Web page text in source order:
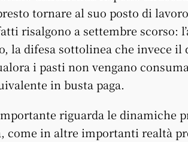
tornare al suo posto di
risalgono a settembre scorso:
la difesa sottolinea che invece il
i pasti non vengano
in busta paga.
riguarda le dinamiche
come in altre importanti realtà